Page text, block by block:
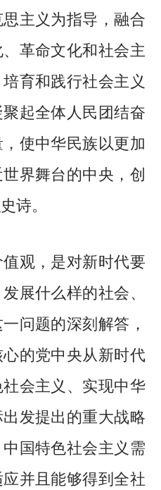
主义为指导，融合
革命文化和社会主
育和践行社会主义
起全体人民团结奋
使中华民族以更加
界舞台的中央，创
诗。
观，是对新时代要
展什么样的社会、
问题的深刻解答，
的党中央从新时代
会主义、实现中华
发提出的重大战略
国特色社会主义需
并且能够得到全社